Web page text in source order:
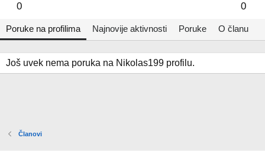
0 0
Poruke na profilima Najnovije aktivnosti Poruke O članu
Još uvek nema poruka na Nikolas199 profilu.
Članovi